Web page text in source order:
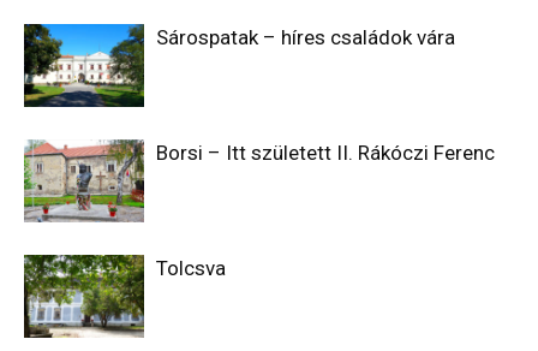
Sárospatak – híres családok vára
Borsi – Itt született II. Rákóczi Ferenc
Tolcsva